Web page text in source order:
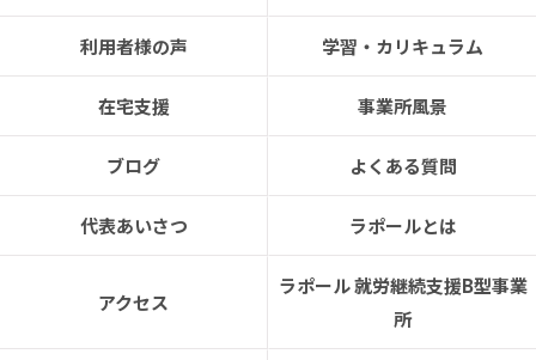
利用者様の声 学習・カリキュラム
在宅支援 事業所風景
ブログ よくある質問
代表あいさつ ラポールとは
アクセス
ラポール 就労継続支援B型事業
所